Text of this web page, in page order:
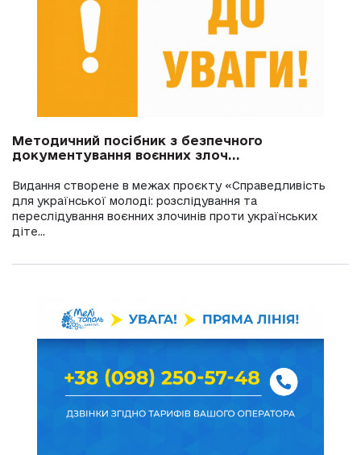
Методичний посібник з безпечного
документування воєнних злоч...
Видання створене в межах проєкту «Справедливість
для української молоді: розслідування та
переслідування воєнних злочинів проти українських
діте...